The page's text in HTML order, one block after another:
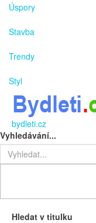
Úspory
Stavba
Trendy
Styl
bydleti.cz
Vyhledávání...
Hledat v titulku